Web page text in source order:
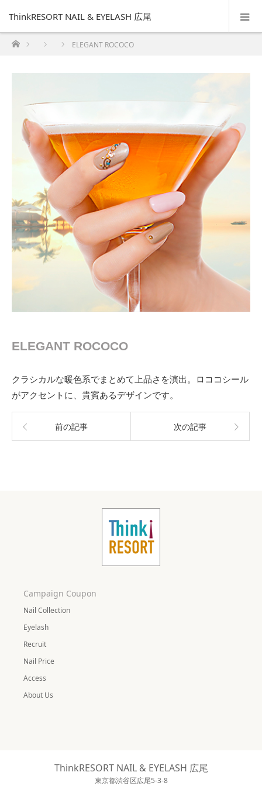
ThinkRESORT NAIL & EYELASH 広尾
ホーム ELEGANT ROCOCO
ELEGANT ROCOCO
クラシカルな暖色系でまとめて上品さを演出。ロココシール
がアクセントに、貴賓あるデザインです。
前の記事 次の記事
Campaign Coupon
Nail Collection
Eyelash
Recruit
Nail Price
Access
About Us
ThinkRESORT NAIL & EYELASH 広尾
東京都渋谷区広尾5-3-8